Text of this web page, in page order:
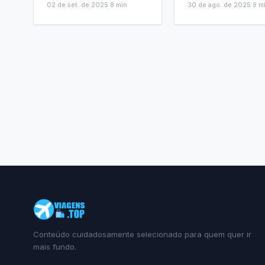
02 de set. de 2025 8 min 30 de ago. de 2025 9
Conteúdo cuidadosamente selecionado para quem quer ir
mais fundo.